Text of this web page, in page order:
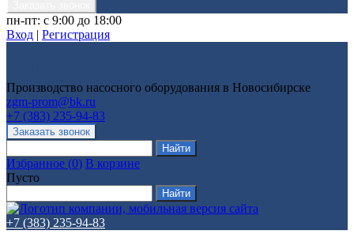
пн-пт: с 9:00 до 18:00
Вход | Регистрация
Производство насосного оборудования в Новосибирске
zgm-prom@bk.ru
+7 (383) 235-94-83
Избранное (0) В корзине
Пусто
+7 (383) 235-94-83